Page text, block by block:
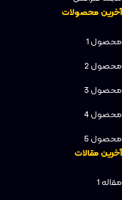
آخرین محصولات
محصول 1
محصول 2
محصول 3
محصول 4
محصول 5
آخرین مقالات
مقاله 1